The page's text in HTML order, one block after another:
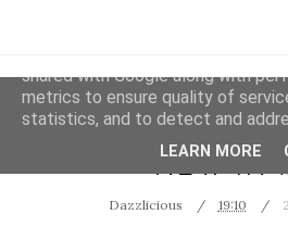
NEW IN
NEW IN
Dazzlicious 19:10
This site uses cookies from
shared with Google along with
metrics to ensure quality of
statistics, and to detect and
LEARN MORE